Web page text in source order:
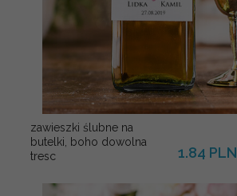
zawieszki ślubne na
butelki, boho dowolna
tresc
1.84 PLN